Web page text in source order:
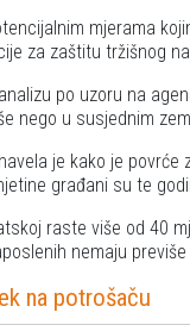
mjerama
za zaštitu tržišnog
po uzoru na
nego u susjednim
je kako je
građani su te
raste više od 40
nemaju
na potrošaču